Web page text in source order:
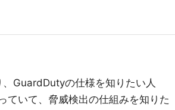
GuardDutyの仕様を知りたい人
いて、脅威検出の仕組みを知りた